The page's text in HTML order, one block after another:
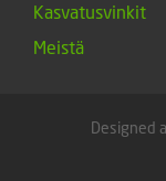
Kasvatusvinkit
Meistä
Designed